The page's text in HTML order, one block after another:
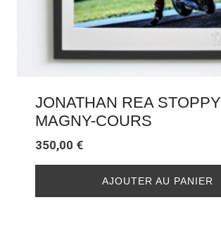
JONATHAN REA STOPPY
MAGNY-COURS
350,00 €
AJOUTER AU PANIER